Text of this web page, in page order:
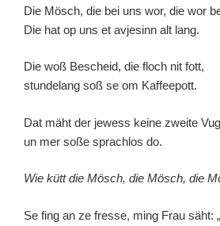
Die Mösch, die bei uns wor, die wor
Die hat op uns et avjesinn alt lang.
Die woß Bescheid, die floch nit fott,
stundelang soß se om Kaffeepott.
Dat mäht der jewess keine zweite
un mer soße sprachlos do.
Wie kütt die Mösch, die Mösch, die
Se fing an ze fresse, ming Frau säht: